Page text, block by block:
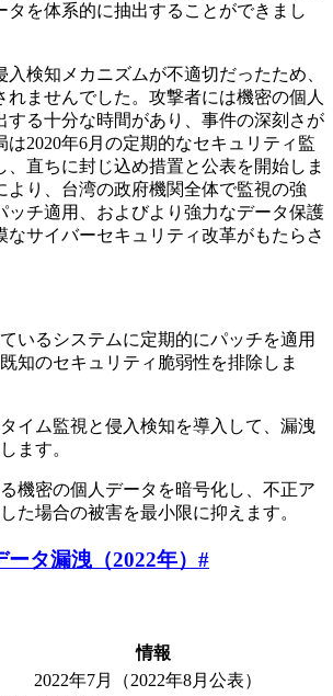
タを体系的に抽出することができまし
検知メカニズムが不適切だったため、
れませんでした。攻撃者には機密の個人
する十分な時間があり、事件の深刻さが
は2020年6月の定期的なセキュリティ監
、直ちに封じ込め措置と公表を開始しま
より、台湾の政府機関全体で監視の強
ッチ適用、およびより強力なデータ保護
なサイバーセキュリティ改革がもたらさ
いるシステムに定期的にパッチを適用
知のセキュリティ脆弱性を排除しま
イム監視と侵入検知を導入して、漏洩
ます。
機密の個人データを暗号化し、不正ア
た場合の被害を最小限に抑えます。
タ漏洩（2022年） #
情報
2022年7月（2022年8月公表）